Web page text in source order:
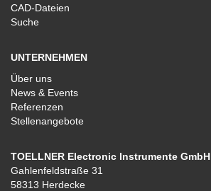
CAD-Dateien
Suche
UNTERNEHMEN
Über uns
News & Events
Referenzen
Stellenangebote
TOELLNER Electronic Instrumente GmbH
Gahlenfeldstraße 31
58313 Herdecke